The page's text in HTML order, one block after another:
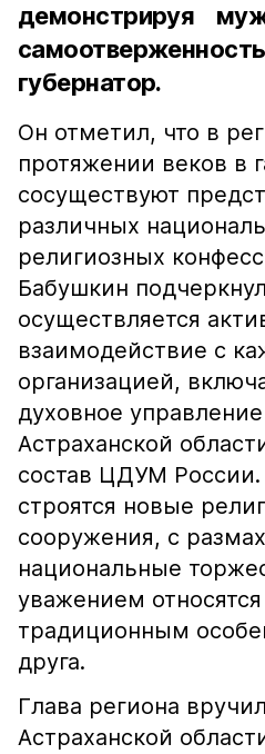
демонстрируя
губернатор.
Он отметил, что в
протяжении веков в
сосуществуют
различных
религиозных
Бабушкин
осуществляется
взаимодействие с
организацией,
духовное
Астраханской
состав ЦДУМ России.
строятся новые
сооружения, с
национальные
уважением
традиционным
друга.
Глава региона
Астраханской